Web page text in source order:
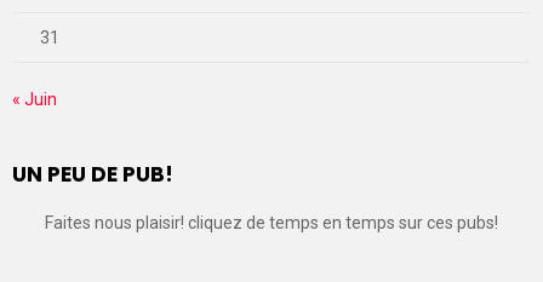
31
« Juin
UN PEU DE PUB!
Faites nous plaisir! cliquez de temps en temps sur ces pubs!